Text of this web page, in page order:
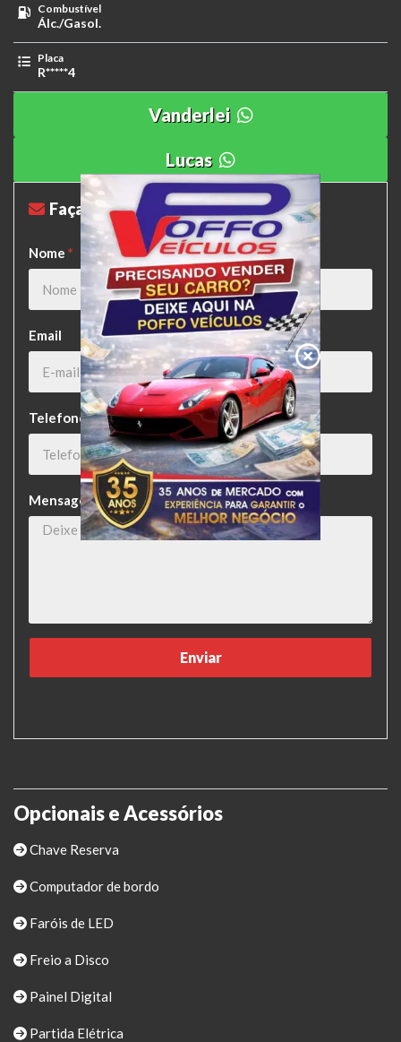
Combustível
Álc./Gasol.
Placa
R*****4
Vanderlei
Lucas
Faça sua proposta
Nome *
Email
Telefone*
Mensagem
Opcionais e Acessórios
Chave Reserva
Computador de bordo
Faróis de LED
Freio a Disco
Painel Digital
Partida Elétrica